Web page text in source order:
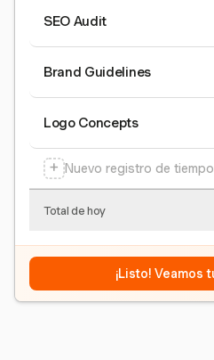
SEO Audit
Brand Guidelines
Logo Concepts
+ Nuevo registro de tiempo
Total de hoy
¡Listo! Veamos